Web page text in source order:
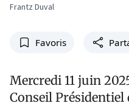
Frantz Duval
Favoris
Mercredi 11 juin
Conseil